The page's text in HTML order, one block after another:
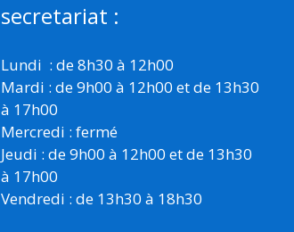
secretariat :
Lundi : de 8h30 à 12h00
Mardi : de 9h00 à 12h00 et de 13h30
à 17h00
Mercredi : fermé
Jeudi : de 9h00 à 12h00 et de 13h30
à 17h00
Vendredi : de 13h30 à 18h30